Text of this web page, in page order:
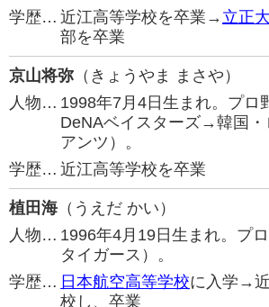
学歴… 近江高等学校を卒業→ 立正
部を卒業
京山将弥 （きょうやま まさや）
人物… 1998年7月4日生まれ。プロ
DeNAベイスターズ→韓国・
アンツ）。
学歴… 近江高等学校を卒業
植田海 （うえだ かい）
人物… 1996年4月19日生まれ。プ
タイガース）。
学歴… 日本航空高等学校に入学→
校し、卒業